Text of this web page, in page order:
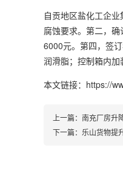
自贡地区盐化工企
腐蚀要求。第二，
6000元。第四，签
润滑脂；控制箱内加
本文链接：https://
上一篇： 南充厂房升
下一篇： 乐山货物提